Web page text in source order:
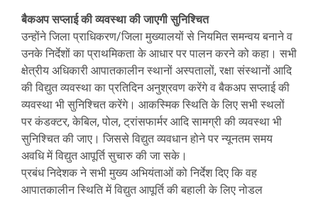
बैकअप सप्लाई की व्यवस्था की जाएगी सुनिश्चित
उन्होंने जिला प्राधिकरण/जिला मुख्यालयों से नियमित समन्वय बनाने व
उनके निर्देशों का प्राथमिकता के आधार पर पालन करने को कहा। सभी
क्षेत्रीय अधिकारी आपातकालीन स्थानों अस्पतालों, रक्षा संस्थानों आदि
की विद्युत व्यवस्था का प्रतिदिन अनुश्रवण करेंगे व बैकअप सप्लाई की
व्यवस्था भी सुनिश्चित करेंगे। आकस्मिक स्थिति के लिए सभी स्थलों
पर कंडक्टर, केबिल, पोल, ट्रांसफार्मर आदि सामग्री की व्यवस्था भी
सुनिश्चित की जाए। जिससे विद्युत व्यवधान होने पर न्यूनतम समय
अवधि में विद्युत आपूर्ति सुचारु की जा सके।
प्रबंध निदेशक ने सभी मुख्य अभियंताओं को निर्देश दिए कि वह
आपातकालीन स्थिति में विद्युत आपूर्ति की बहाली के लिए नोडल